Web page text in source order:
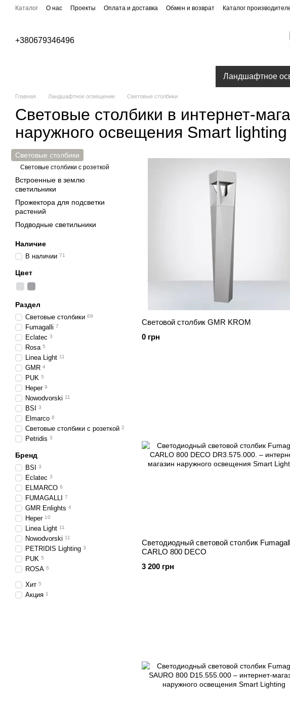
Перейти к основному контенту
Каталог О нас Проекты Оплата и доставка Обмен и возврат Каталог
+380679346496
Ландшафтное
Главная Ландшафтное освещение Световые столбики
Световые столбики в интернет-
наружного освещения Smart lighting
Световой столбик GMR KROM
0 грн
Светодиодный световой столбик
CARLO 800 DECO
3 200 грн
Световые столбики
Световые столбики с розеткой
Встроенные в землю
светильники
Прожектора для подсветки
растений
Подводные светильники
Наличие
В наличии 71
Цвет
Раздел
Световые столбики 69
Fumagalli 7
Eclatec 3
Rosa 5
Linea Light 11
GMR 4
PUK 5
Heper 9
Nowodvorski 11
BSI 3
Elmarco 8
Световые столбики с розеткой 2
Petridis 3
Бренд
BSI 3
Eclatec 3
ELMARCO 8
FUMAGALLI 7
GMR Enlights 4
Heper 10
Linea Light 11
Nowodvorski 11
PETRIDIS Lighting 3
PUK 5
ROSA 6
Хит 5
Акция 1